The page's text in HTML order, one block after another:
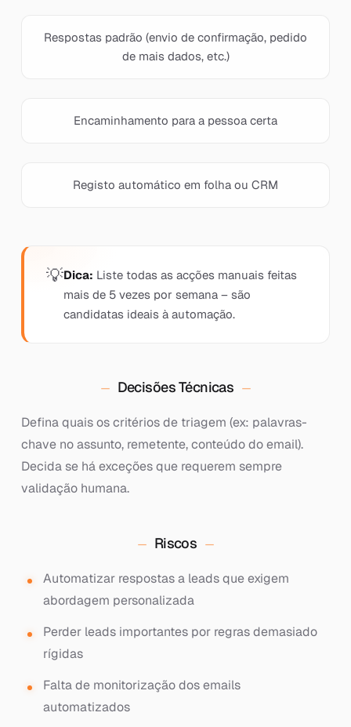
Respostas padrão (envio de confirmação, pedido
de mais dados, etc.)
Encaminhamento para a pessoa certa
Registo automático em folha ou CRM
Dica: Liste todas as acções manuais feitas
mais de 5 vezes por semana – são
candidatas ideais à automação.
Decisões Técnicas
Defina quais os critérios de triagem (ex: palavras-
chave no assunto, remetente, conteúdo do email).
Decida se há exceções que requerem sempre
validação humana.
Riscos
Automatizar respostas a leads que exigem
abordagem personalizada
Perder leads importantes por regras demasiado
rígidas
Falta de monitorização dos emails
automatizados